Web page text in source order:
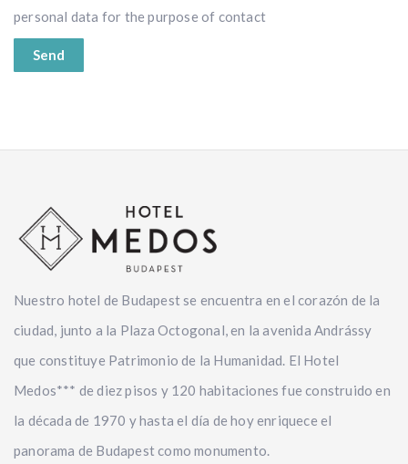
personal data for the purpose of contact
Nuestro hotel de Budapest se encuentra en el corazón de la
ciudad, junto a la Plaza Octogonal, en la avenida Andrássy
que constituye Patrimonio de la Humanidad. El Hotel
Medos*** de diez pisos y 120 habitaciones fue construido en
la década de 1970 y hasta el día de hoy enriquece el
panorama de Budapest como monumento.